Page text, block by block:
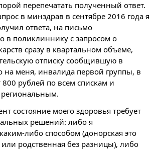
перепечатать полученный ответ.
в минздрав в сентябре 2016 года я
ответа, на письмо
в поликлиннику с запросом о
сразу в квартальном объеме,
отписку сообщившую в
на меня, инвалида первой группы, в
рублей по всем спискам и
состояние моего здоровья требует
решений: либо я
либо способом (донорская это
или родственная без разницы), либо